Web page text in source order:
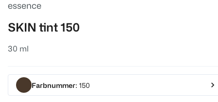
essence
SKIN tint 150
30 ml
Farbnummer: 150